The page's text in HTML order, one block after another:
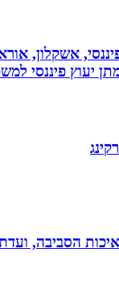
אשקלון,
יעוץ פיננסי
הסביבה,